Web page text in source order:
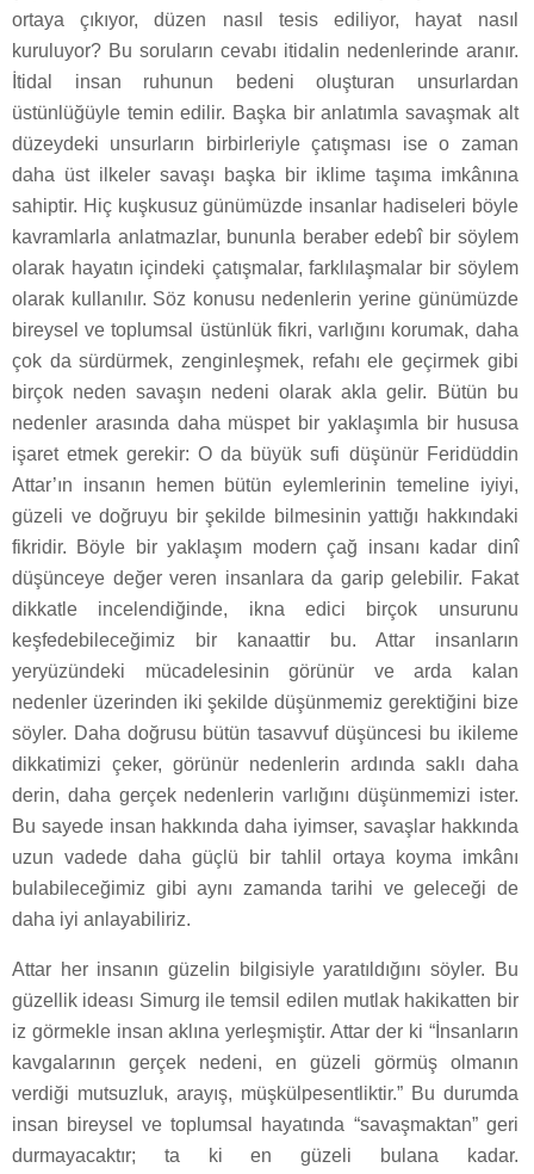
ortaya çıkıyor, düzen nasıl tesis ediliyor, hayat nasıl
kuruluyor? Bu soruların cevabı itidalin nedenlerinde aranır.
İtidal insan ruhunun bedeni oluşturan unsurlardan
üstünlüğüyle temin edilir. Başka bir anlatımla savaşmak alt
düzeydeki unsurların birbirleriyle çatışması ise o zaman
daha üst ilkeler savaşı başka bir iklime taşıma imkânına
sahiptir. Hiç kuşkusuz günümüzde insanlar hadiseleri böyle
kavramlarla anlatmazlar, bununla beraber edebî bir söylem
olarak hayatın içindeki çatışmalar, farklılaşmalar bir söylem
olarak kullanılır. Söz konusu nedenlerin yerine günümüzde
bireysel ve toplumsal üstünlük fikri, varlığını korumak, daha
çok da sürdürmek, zenginleşmek, refahı ele geçirmek gibi
birçok neden savaşın nedeni olarak akla gelir. Bütün bu
nedenler arasında daha müspet bir yaklaşımla bir hususa
işaret etmek gerekir: O da büyük sufi düşünür Feridüddin
Attar’ın insanın hemen bütün eylemlerinin temeline iyiyi,
güzeli ve doğruyu bir şekilde bilmesinin yattığı hakkındaki
fikridir. Böyle bir yaklaşım modern çağ insanı kadar dinî
düşünceye değer veren insanlara da garip gelebilir. Fakat
dikkatle incelendiğinde, ikna edici birçok unsurunu
keşfedebileceğimiz bir kanaattir bu. Attar insanların
yeryüzündeki mücadelesinin görünür ve arda kalan
nedenler üzerinden iki şekilde düşünmemiz gerektiğini bize
söyler. Daha doğrusu bütün tasavvuf düşüncesi bu ikileme
dikkatimizi çeker, görünür nedenlerin ardında saklı daha
derin, daha gerçek nedenlerin varlığını düşünmemizi ister.
Bu sayede insan hakkında daha iyimser, savaşlar hakkında
uzun vadede daha güçlü bir tahlil ortaya koyma imkânı
bulabileceğimiz gibi aynı zamanda tarihi ve geleceği de
daha iyi anlayabiliriz.
Attar her insanın güzelin bilgisiyle yaratıldığını söyler. Bu
güzellik ideası Simurg ile temsil edilen mutlak hakikatten bir
iz görmekle insan aklına yerleşmiştir. Attar der ki “İnsanların
kavgalarının gerçek nedeni, en güzeli görmüş olmanın
verdiği mutsuzluk, arayış, müşkülpesentliktir.” Bu durumda
insan bireysel ve toplumsal hayatında “savaşmaktan” geri
durmayacaktır; ta ki en güzeli bulana kadar.